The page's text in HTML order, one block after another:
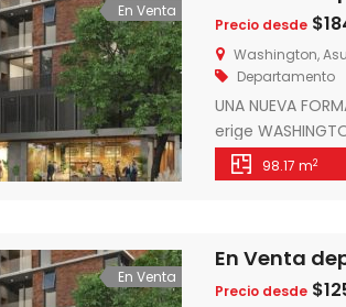
En Venta
Precio desde
Washington,
Departamento
UNA NUEVA
erige
coronada por
todo tipo de
98.17 m2
En Venta
Precio desde